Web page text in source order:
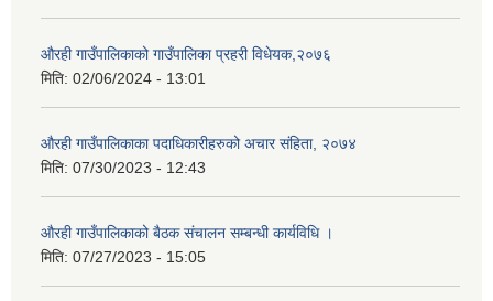
औरही गाउँपालिकाको गाउँपालिका प्रहरी विधेयक,२०७६
मिति: 02/06/2024 - 13:01
औरही गाउँपालिकाका पदाधिकारीहरुको अचार संहिता, २०७४
मिति: 07/30/2023 - 12:43
औरही गाउँपालिकाको बैठक संचालन सम्बन्धी कार्यविधि ।
मिति: 07/27/2023 - 15:05